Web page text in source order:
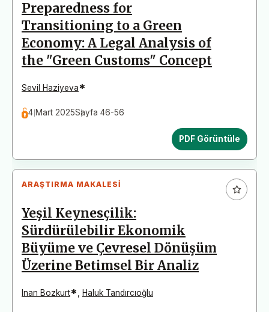
Preparedness for
Transitioning to a Green
Economy: A Legal Analysis of
the "Green Customs" Concept
Sevil Haziyeva*
4 Mart 2025Sayfa 46-56
PDF Görüntüle
ARAŞTIRMA MAKALESI
Yeşil Keynesçilik:
Sürdürülebilir Ekonomik
Büyüme ve Çevresel Dönüşüm
Üzerine Betimsel Bir Analiz
Inan Bozkurt* Haluk Tandırcıoğlu